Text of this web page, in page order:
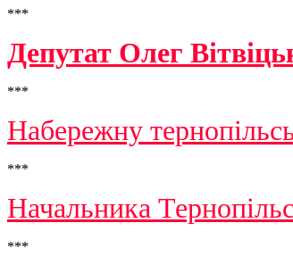
***
Депутат Олег
***
Набережну
***
Начальника
***